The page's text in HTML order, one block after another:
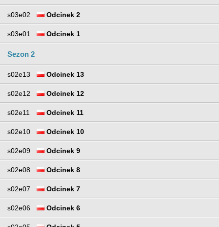
s03e02 Odcinek 2
s03e01 Odcinek 1
Sezon 2
s02e13 Odcinek 13
s02e12 Odcinek 12
s02e11 Odcinek 11
s02e10 Odcinek 10
s02e09 Odcinek 9
s02e08 Odcinek 8
s02e07 Odcinek 7
s02e06 Odcinek 6